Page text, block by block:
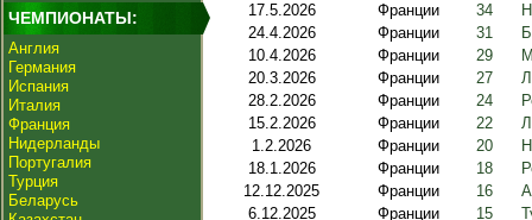
ЧЕМПИОНАТЫ:
Англия
Германия
Испания
Италия
Франция
Нидерланды
Португалия
Турция
Беларусь
17.5.2026
Франции 34
24.4.2026
Франции 31
10.4.2026
Франции 29
20.3.2026
Франции 27
28.2.2026
Франции 24
15.2.2026
Франции 22
1.2.2026
Франции 20
18.1.2026
Франции 18
12.12.2025
Франции 16
6.12.2025
Франции 15